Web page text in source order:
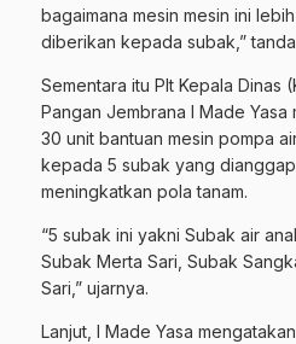
bagaimana mesin mesin ini
diberikan kepada subak,”
Sementara itu Plt Kepala Dinas
Pangan Jembrana I Made
30 unit bantuan mesin pompa
kepada 5 subak yang
meningkatkan pola tanam.
“5 subak ini yakni Subak air
Subak Merta Sari, Subak
Sari,” ujarnya.
Lanjut, I Made Yasa